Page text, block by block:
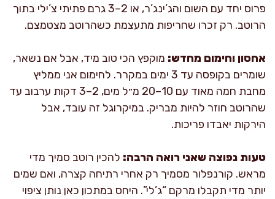
פרוס יחד עם השום והג’ינג’ר, או 2–3 גרם פתיתי צ’ילי בתוך
הרוטב. רק זכרו שחריפות מתעצמת כשהרוטב מצטמצם.
אחסון וחימום מחדש: מוקפץ הכי טוב מיד, אבל אם נשאר,
שומרים בקופסה עד 3 ימים במקרר. לחימום אני ממליץ
מחבת חמה מאוד עם 10–20 מ״ל מים, 2–3 דקות ערבוב עד
שהרוטב חוזר להיות מבריק. במיקרוגל זה עובד, אבל
הירקות יאבדו פריכות.
טעות נפוצה שאני רואה הרבה: להכין רוטב סמיך מדי
מראש. קורנפלור מסמיך רק אחרי רתיחה קצרה, ואם שמים
יותר מדי תקבלו מרקם “ג’לי”. היחס במתכון כאן נותן ציפוי